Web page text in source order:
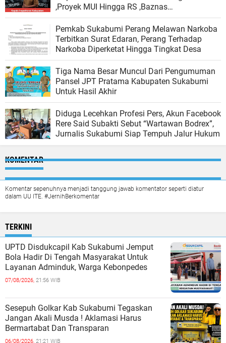
,Proyek MUI Hingga RS ,Baznas
Dipertanyakan Publik
Pemkab Sukabumi Perang Melawan Narkoba
Terbitkan Surat Edaran, Perang Terhadap
Narkoba Diperketat Hingga Tingkat Desa
Tiga Nama Besar Muncul Dari Pengumuman
Pansel JPT Pratama Kabupaten Sukabumi
Untuk Hasil Akhir
Diduga Lecehkan Profesi Pers, Akun Facebook
Rere Said Subakti Sebut “Wartawan Bodrex”,
Jurnalis Sukabumi Siap Tempuh Jalur Hukum
KOMENTAR
Komentar sepenuhnya menjadi tanggung jawab komentator seperti diatur
dalam UU ITE. #JernihBerkomentar
TERKINI
UPTD Disdukcapil Kab Sukabumi Jemput
Bola Hadir Di Tengah Masyarakat Untuk
Layanan Adminduk, Warga Kebonpedes
07/08/2026, 21:56 WIB
Sesepuh Golkar Kab Sukabumi Tegaskan
Jangan Akali Musda ! Aklamasi Harus
Bermartabat Dan Transparan
06/08/2026, 21:21 WIB